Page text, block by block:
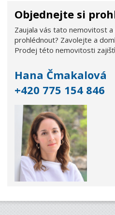
Objednejte si
Zaujala vás tato nemovitost
prohlédnout? Zavolejte a
Prodej této nemovitosti
Hana Čmakalová
+420 775 154 846